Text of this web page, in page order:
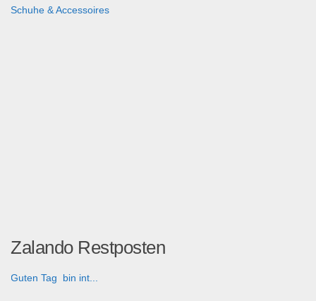
Schuhe & Accessoires
Zalando Restposten
Guten Tag bin int...